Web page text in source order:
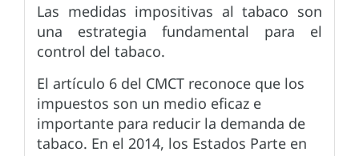
Las medidas impositivas al tabaco son
una estrategia fundamental para el
control del tabaco.
El artículo 6 del CMCT reconoce que los
impuestos son un medio eficaz e
importante para reducir la demanda de
tabaco. En el 2014, los Estados Parte en